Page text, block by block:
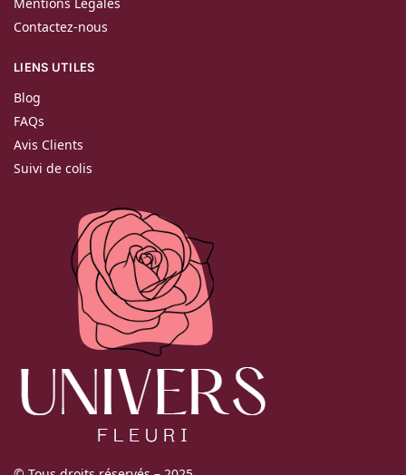
Mentions Légales
Contactez-nous
LIENS UTILES
Blog
FAQs
Avis Clients
Suivi de colis